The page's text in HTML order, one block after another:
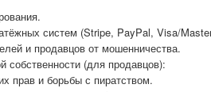
систем (Stripe, PayPal, Visa/
и продавцов от мошенничества.
собственности (для продавцов):
прав и борьбы с пиратством.